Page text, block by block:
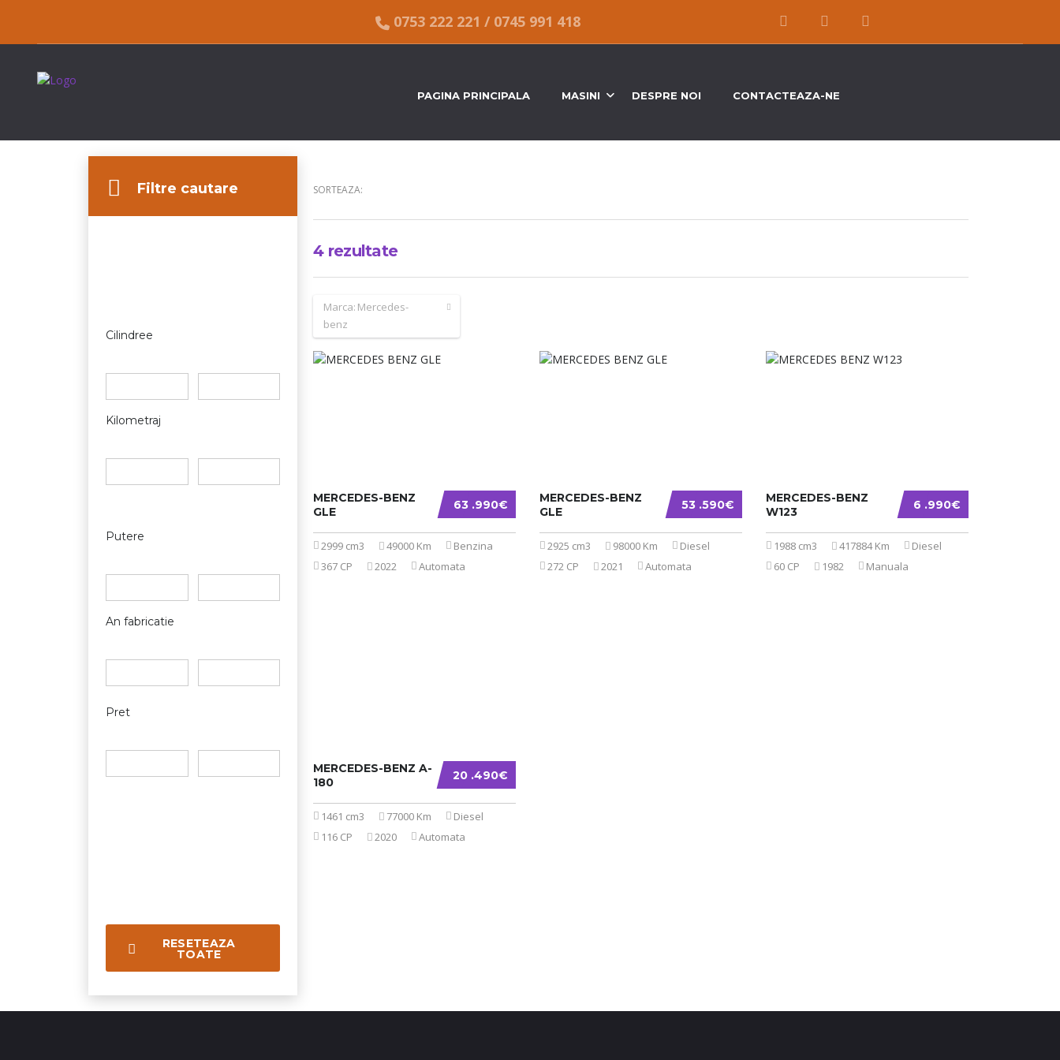
0753 222 221 / 0745 991 418
PAGINA PRINCIPALA MASINI DESPRE NOI CONTACTEAZA-NE
Filtre cautare
Cilindree
Kilometraj
Putere
An fabricatie
Pret
RESETEAZA
TOATE
SORTEAZA:
4 rezultate
Marca: Mercedes-
benz
63 .990€
MERCEDES-BENZ
GLE
2999 cm3 49000 Km
Benzina
367 CP
2022 Automata
53 .590€
MERCEDES-BENZ
GLE
2925 cm3 98000 Km
Diesel
272 CP
2021 Automata
6 .990€
MERCEDES-BENZ
W123
1988 cm3 417884 Km
Diesel
60 CP
1982 Manuala
20 .490€
MERCEDES-BENZ A-
180
1461 cm3 77000 Km
Diesel
116 CP
2020 Automata